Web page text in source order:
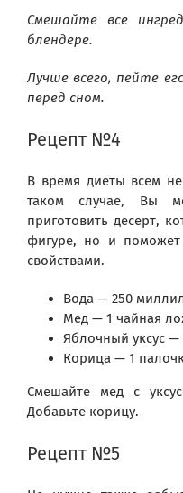
Смешайте все
блендере.
Лучше всего, пейте
перед сном.
Рецепт №4
В время диеты всем не
таком случае, Вы
приготовить десерт,
фигуре, но и
свойствами.
Вода — 250
Мед — 1 чайная
Яблочный уксус
Корица — 1
Смешайте мед с
Добавьте корицу.
Рецепт №5